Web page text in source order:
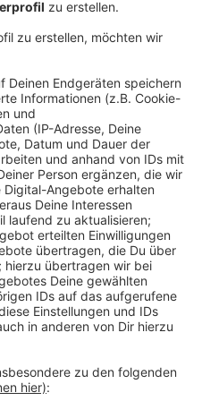
und Eilendorf
Brand und
entstehen und
Ortsbusse bekommen.
die einzelnen
verbinden zu
sollen nach
rund 532.000
am
über die Pläne
15:43